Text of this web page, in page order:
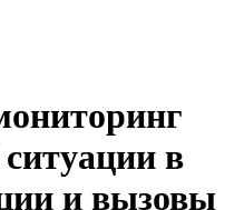
в
и вызовы